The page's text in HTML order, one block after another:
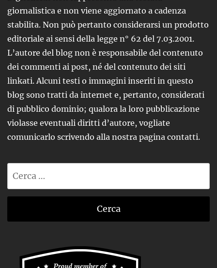
giornalistica e non viene aggiornato a cadenza
stabilita. Non può pertanto considerarsi un prodotto
editoriale ai sensi della legge n° 62 del 7.03.2001.
L’autore del blog non è responsabile del contenuto
dei commenti ai post, né del contenuto dei siti
linkati. Alcuni testi o immagini inseriti in questo
blog sono tratti da internet e, pertanto, considerati
di pubblico dominio; qualora la loro pubblicazione
violasse eventuali diritti d’autore, vogliate
comunicarlo scrivendo alla nostra pagina contatti.